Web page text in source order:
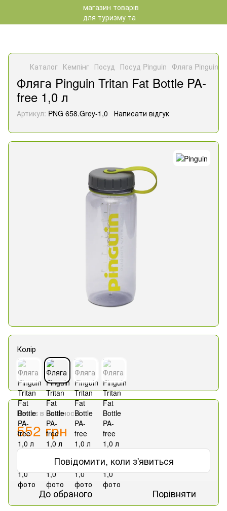
Каталог Кемпінг Посуд Посуд Pinguin Фляга Pinguin
Фляга Pinguin Tritan Fat Bottle PA-
free 1,0 л
Артикул: PNG 658.Grey-1,0 Написати відгук
Колір
Немає в наявності
552 грн
Повідомити, коли з'явиться
До обраного Порівняти